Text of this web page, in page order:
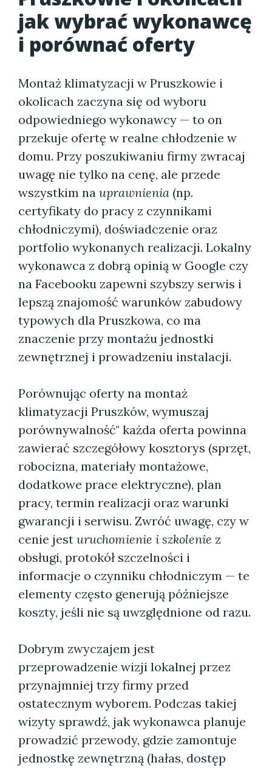
jak wybrać wykonawcę
i porównać oferty
Montaż klimatyzacji w Pruszkowie i
okolicach zaczyna się od wyboru
odpowiedniego wykonawcy — to on
przekuje ofertę w realne chłodzenie w
domu. Przy poszukiwaniu firmy zwracaj
uwagę nie tylko na cenę, ale przede
wszystkim na uprawnienia (np.
certyfikaty do pracy z czynnikami
chłodniczymi), doświadczenie oraz
portfolio wykonanych realizacji. Lokalny
wykonawca z dobrą opinią w Google czy
na Facebooku zapewni szybszy serwis i
lepszą znajomość warunków zabudowy
typowych dla Pruszkowa, co ma
znaczenie przy montażu jednostki
zewnętrznej i prowadzeniu instalacji.
Porównując oferty na montaż
klimatyzacji Pruszków, wymuszaj
porównywalność" każda oferta powinna
zawierać szczegółowy kosztorys (sprzęt,
robocizna, materiały montażowe,
dodatkowe prace elektryczne), plan
pracy, termin realizacji oraz warunki
gwarancji i serwisu. Zwróć uwagę, czy w
cenie jest uruchomienie i szkolenie z
obsługi, protokół szczelności i
informacje o czynniku chłodniczym — te
elementy często generują późniejsze
koszty, jeśli nie są uwzględnione od razu.
Dobrym zwyczajem jest
przeprowadzenie wizji lokalnej przez
przynajmniej trzy firmy przed
ostatecznym wyborem. Podczas takiej
wizyty sprawdź, jak wykonawca planuje
prowadzić przewody, gdzie zamontuje
jednostkę zewnętrzną (hałas, dostęp